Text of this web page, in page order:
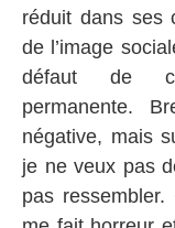
réduit dans ses
de l’image
défaut de
permanente.
négative, mais
je ne veux pas
pas ressembler.